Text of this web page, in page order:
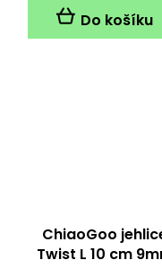
Do košíku
ChiaoGoo
Twist L 10 cm